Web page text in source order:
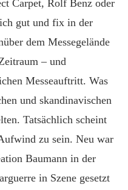
Carpet, Rolf Benz oder
gut und fix in der
dem Messegelände
– und
Messeauftritt. Was
und skandinavischen
Tatsächlich scheint
zu sein. Neu war
Baumann in der
in Szene gesetzt